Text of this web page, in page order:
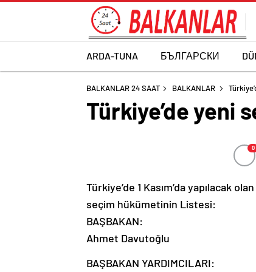
ARDA-TUNA БЪЛГАРСКИ
BALKANLAR 24 SAAT BALKANLAR
Türkiye’de yeni
0
Türkiye’de 1 Kasım’da yapılacak
seçim hükümetinin Listesi:
BAŞBAKAN:
Ahmet Davutoğlu
BAŞBAKAN YARDIMCILARI: